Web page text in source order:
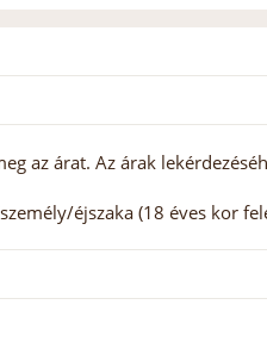
az árat. Az árak
éjszaka (18 éves kor